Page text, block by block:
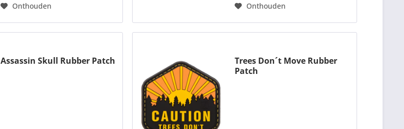
Onthouden Onthouden
Assassin Skull Rubber Patch
Trees Don´t Move Rubber
Patch